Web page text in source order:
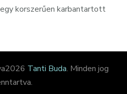
korszerűen karbantartott
Tanti Buda. Minden jog